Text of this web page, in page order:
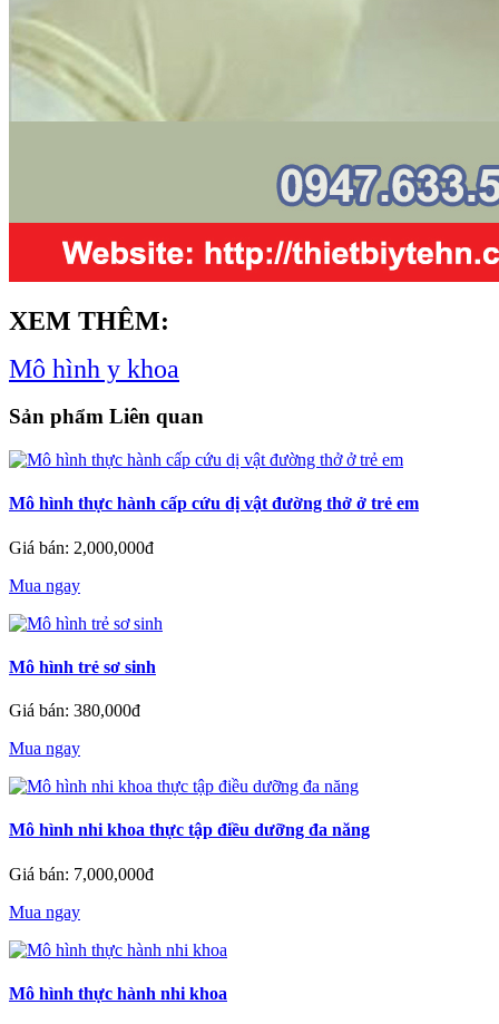
XEM THÊM:
Mô hình y khoa
Sản phẩm Liên quan
Mô hình thực hành cấp cứu dị vật đường thở ở trẻ em
Giá bán: 2,000,000đ
Mua ngay
Mô hình trẻ sơ sinh
Giá bán: 380,000đ
Mua ngay
Mô hình nhi khoa thực tập điều dưỡng đa năng
Giá bán: 7,000,000đ
Mua ngay
Mô hình thực hành nhi khoa